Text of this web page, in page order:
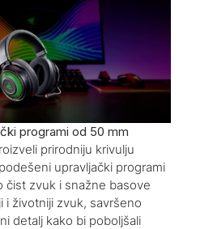
programi od 50 mm
prirodniju krivulju
upravljački programi
čist zvuk i snažne basove
i životniji zvuk, savršeno
detalj kako bi poboljšali